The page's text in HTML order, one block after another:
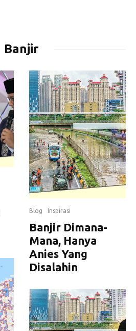
Banjir
Blog Inspirasi
Banjir Dimana-
Mana, Hanya
Anies Yang
Disalahin